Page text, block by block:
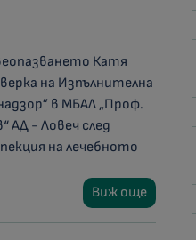
Катя
на Изпълнителна
в МБАЛ „Проф.
АД - Ловеч след
на лечебното
Виж още